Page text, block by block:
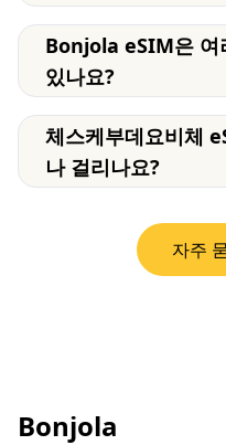
Bonjola eSIM은 여
있나요?
체스케부데요비체
나 걸리나요?
자주
Bonjola